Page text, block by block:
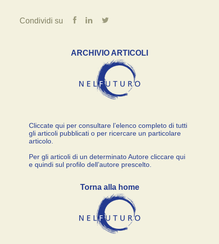
Condividi su
ARCHIVIO ARTICOLI
Cliccate qui per consultare l’elenco completo di tutti
gli articoli pubblicati o per ricercare un particolare
articolo.
Per gli articoli di un determinato Autore cliccare qui
e quindi sul profilo dell’autore prescelto.
Torna alla home